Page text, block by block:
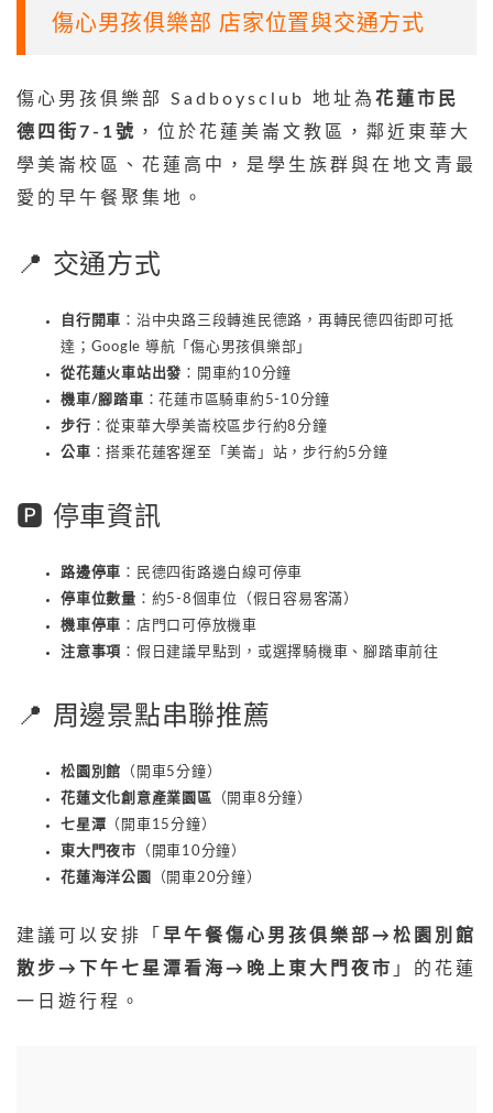
傷心男孩俱樂部 店家位置與交通方式
傷心男孩俱樂部 Sadboysclub 地址為 花蓮市民
德四街7-1號 ，位於花蓮美崙文教區，鄰近東華大
學美崙校區、花蓮高中，是學生族群與在地文青最
愛的早午餐聚集地。
📍 交通方式
自行開車 ：沿中央路三段轉進民德路，再轉民德四街即可抵
達；Google 導航「傷心男孩俱樂部」
從花蓮火車站出發 ：開車約10分鐘
機車/腳踏車 ：花蓮市區騎車約5-10分鐘
步行 ：從東華大學美崙校區步行約8分鐘
公車 ：搭乘花蓮客運至「美崙」站，步行約5分鐘
🅿️ 停車資訊
路邊停車 ：民德四街路邊白線可停車
停車位數量 ：約5-8個車位（假日容易客滿）
機車停車 ：店門口可停放機車
注意事項 ：假日建議早點到，或選擇騎機車、腳踏車前往
📍 周邊景點串聯推薦
松園別館 （開車5分鐘）
花蓮文化創意產業園區 （開車8分鐘）
七星潭 （開車15分鐘）
東大門夜市
（開車10分鐘）
花蓮海洋公園
（開車20分鐘）
建議可以安排「 早午餐傷心男孩俱樂部→松園別館
散步→下午七星潭看海→晚上東大門夜市 」的花蓮
一日遊行程。